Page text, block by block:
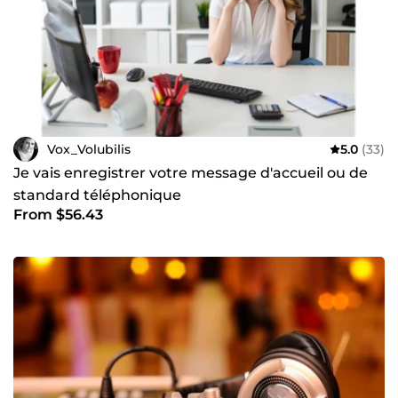
Vox_Volubilis 5.0 (33)
Je vais enregistrer votre message d'accueil ou de
standard téléphonique
From $56.43